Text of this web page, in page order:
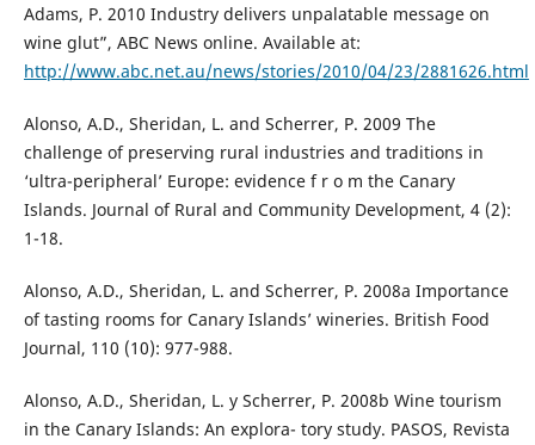
Adams, P. 2010 Industry delivers unpalatable message on
wine glut”, ABC News online. Available at:
http://www.abc.net.au/news/stories/2010/04/23/2881626.html
Alonso, A.D., Sheridan, L. and Scherrer, P. 2009 The
challenge of preserving rural industries and traditions in
‘ultra-peripheral’ Europe: evidence f r o m the Canary
Islands. Journal of Rural and Community Development, 4 (2):
1-18.
Alonso, A.D., Sheridan, L. and Scherrer, P. 2008a Importance
of tasting rooms for Canary Islands’ wineries. British Food
Journal, 110 (10): 977-988.
Alonso, A.D., Sheridan, L. y Scherrer, P. 2008b Wine tourism
in the Canary Islands: An explora- tory study. PASOS, Revista